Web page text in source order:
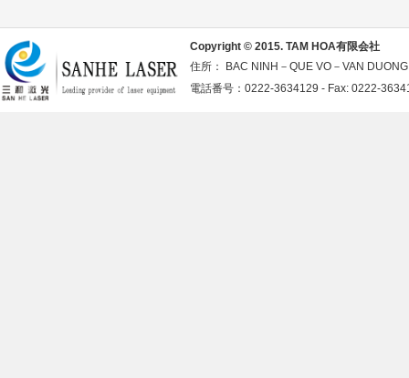
Copyright © 2015. TAM HOA有限会社
住所： BAC NINH－QUE VO－VAN
電話番号：0222-3634129 - Fax: 0222-